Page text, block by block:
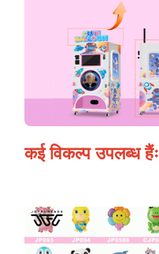
कई विकल्प उपलब्ध हैंः